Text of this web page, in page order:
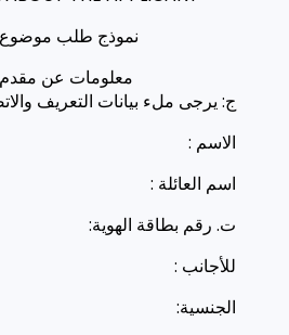
نموذج طلب موضوع
معلومات عن
ج: يرجى ملء بيانات التعريف
الاسم :
اسم العائلة :
ت. رقم بطاقة الهوية:
للأجانب :
الجنسية: